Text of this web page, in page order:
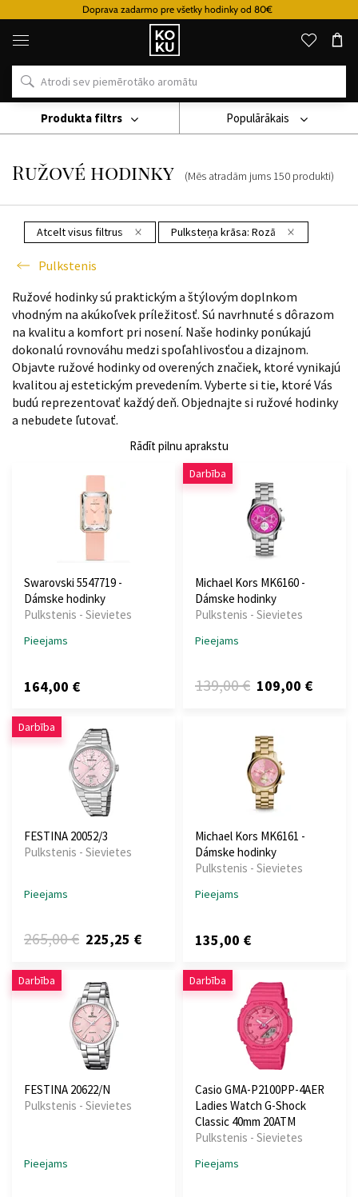
Doprava zadarmo pre všetky hodinky od 80€
Oriģinālie
parfimērijas
izstrādājumi
un
pulksteņi
vietā
Pulkstenis
Ružové Hodinky
Ružové hodinky (Mēs atradām jums 150 produkti)
Populārākais
Atcelt visus filtrus Pulksteņa krāsa: Rozā
Pulkstenis
Produkta filtrs
Ružové hodinky sú praktickým a štýlovým doplnkom
vhodným na akúkoľvek príležitosť. Sú navrhnuté s dôrazom
na kvalitu a komfort pri nosení. Naše hodinky ponúkajú
dokonalú rovnováhu medzi spoľahlivosťou a dizajnom.
Objavte ružové hodinky od overených značiek, ktoré vynikajú
kvalitou aj estetickým prevedením. Vyberte si tie, ktoré Vás
budú reprezentovať každý deň. Objednajte si ružové hodinky
a nebudete ľutovať.
Rādīt pilnu aprakstu
Swarovski 5547719 -
Dámske hodinky
Pulkstenis - Sievietes
Pieejams
164,00 €
Darbība
Michael Kors MK6160 -
Dámske hodinky
Pulkstenis - Sievietes
Pieejams
139,00 € 109,00 €
Darbība
FESTINA 20052/3
Pulkstenis - Sievietes
Pieejams
265,00 € 225,25 €
Michael Kors MK6161 -
Dámske hodinky
Pulkstenis - Sievietes
Pieejams
135,00 €
Darbība
FESTINA 20622/N
Pulkstenis - Sievietes
Pieejams
Darbība
Casio GMA-P2100PP-4AER
Ladies Watch G-Shock
Classic 40mm 20ATM
Pulkstenis - Sievietes
Pieejams